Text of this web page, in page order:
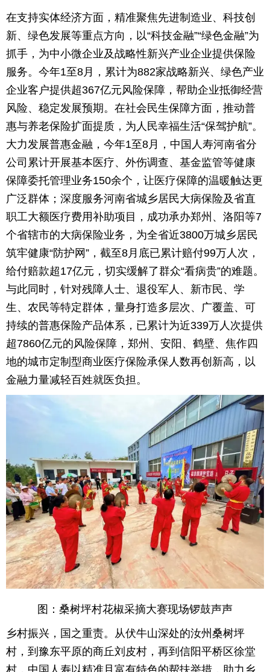
在支持实体经济方面，精准聚焦先进制造业、科技创
新、绿色发展等重点方向，以“科技金融”“绿色金融”为
抓手，为中小微企业及战略性新兴产业企业提供保险
服务。今年1至8月，累计为882家战略新兴、绿色产业
企业客户提供超367亿元风险保障，帮助企业抵御经营
风险、稳定发展预期。在社会民生保障方面，推动普
惠与养老保险扩面提质，为人民幸福生活“保驾护航”。
大力发展普惠金融，今年1至8月，中国人寿河南省分
公司累计开展基本医疗、外伤调查、基金监管等健康
保障委托管理业务150余个，让医疗保障的温暖触达更
广泛群体；深度服务河南省城乡居民大病保险及省直
职工大额医疗费用补助项目，成功承办郑州、洛阳等7
个省辖市的大病保险业务，为全省近3800万城乡居民
筑牢健康“防护网”，截至8月底已累计赔付99万人次，
给付赔款超17亿元，切实缓解了群众“看病贵”的难题。
与此同时，针对残障人士、退役军人、新市民、学
生、农民等特定群体，量身打造多层次、广覆盖、可
持续的普惠保险产品体系，已累计为近339万人次提供
超7860亿元的风险保障，郑州、安阳、鹤壁、焦作四
地的城市定制型商业医疗保险承保人数再创新高，以
金融力量减轻百姓就医负担。
图：桑树坪村花椒采摘大赛现场锣鼓声声
乡村振兴，国之重责。从伏牛山深处的汝州桑树坪
村，到豫东平原的商丘刘皮村，再到信阳平桥区徐堂
村，中国人寿以精准且富有特色的帮扶举措，助力乡